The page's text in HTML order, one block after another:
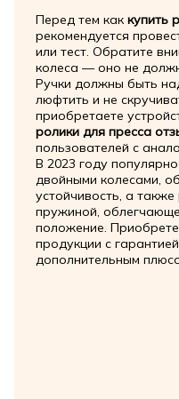
Перед тем как купить
рекомендуется
или тест. Обратите
колеса — оно не
Ручки должны быть
люфтить и не
приобретаете
ролики для пресса
пользователей с
В 2023 году
двойными колесами,
устойчивость, а
пружиной,
положение.
продукции с
дополнительным